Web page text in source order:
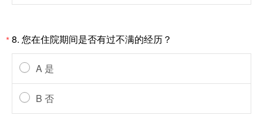
*8. 您在住院期间是否有过不满的经历？
A 是
B 否